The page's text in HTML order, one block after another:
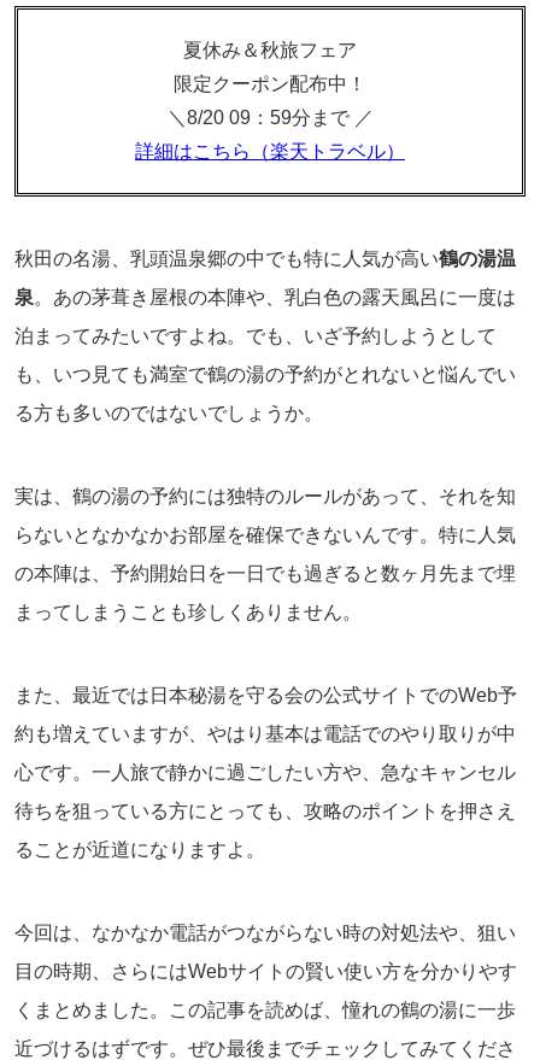
夏休み＆秋旅フェア
限定クーポン配布中！
＼8/20 09：59分まで ／
詳細はこちら（楽天トラベル）
秋田の名湯、乳頭温泉郷の中でも特に人気が高い鶴の湯温
泉。あの茅葺き屋根の本陣や、乳白色の露天風呂に一度は
泊まってみたいですよね。でも、いざ予約しようとして
も、いつ見ても満室で鶴の湯の予約がとれないと悩んでい
る方も多いのではないでしょうか。
実は、鶴の湯の予約には独特のルールがあって、それを知
らないとなかなかお部屋を確保できないんです。特に人気
の本陣は、予約開始日を一日でも過ぎると数ヶ月先まで埋
まってしまうことも珍しくありません。
また、最近では日本秘湯を守る会の公式サイトでのWeb予
約も増えていますが、やはり基本は電話でのやり取りが中
心です。一人旅で静かに過ごしたい方や、急なキャンセル
待ちを狙っている方にとっても、攻略のポイントを押さえ
ることが近道になりますよ。
今回は、なかなか電話がつながらない時の対処法や、狙い
目の時期、さらにはWebサイトの賢い使い方を分かりやす
くまとめました。この記事を読めば、憧れの鶴の湯に一歩
近づけるはずです。ぜひ最後までチェックしてみてくださ